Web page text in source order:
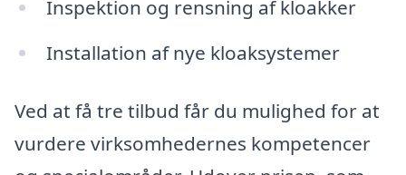
Inspektion og rensning af kloakker
Installation af nye kloaksystemer
Ved at få tre tilbud får du mulighed for at
vurdere virksomhedernes kompetencer